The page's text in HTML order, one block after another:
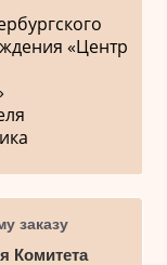
«Центр
заказу
Комитета